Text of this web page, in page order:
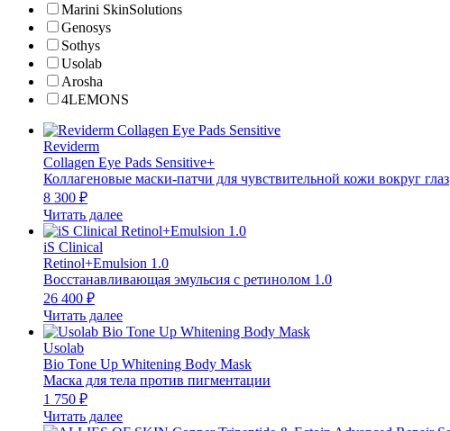
Marini SkinSolutions
Genosys
Sothys
Usolab
Arosha
4LEMONS
Reviderm
Collagen Eye Pads Sensitive+
Коллагеновые маски-патчи для чувствительной кожи вокруг глаз
8 300 ₽
Читать далее
iS Clinical
Retinol+Emulsion 1.0
Восстанавливающая эмульсия с ретинолом 1.0
26 400 ₽
Читать далее
Usolab
Bio Tone Up Whitening Body Mask
Маска для тела против пигментации
1 750 ₽
Читать далее